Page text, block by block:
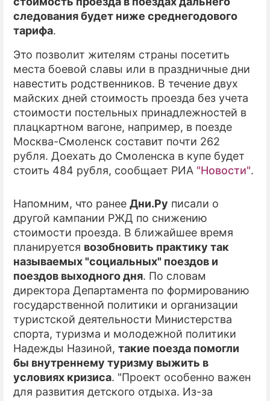
СОННИК
СЕРИАЛЫ
ИГРЫ
ПРЕСС-РЕЛИЗЫ
О ПРОЕКТЕ
следования будет ниже среднегодового
тарифа.
Это позволит жителям страны посетить
места боевой славы или в праздничные дни
навестить родственников. В течение двух
майских дней стоимость проезда без учета
стоимости постельных принадлежностей в
плацкартном вагоне, например, в поезде
Москва-Смоленск составит почти 262
рубля. Доехать до Смоленска в купе будет
стоить 484 рубля, сообщает РИА "Новости".
Напомним, что ранее Дни.Ру писали о
другой кампании РЖД по снижению
стоимости проезда. В ближайшее время
планируется возобновить практику так
называемых "социальных" поездов и
поездов выходного дня. По словам
директора Департамента по формированию
государственной политики и организации
туристской деятельности Министерства
спорта, туризма и молодежной политики
Надежды Назиной, такие поезда помогли
бы внутреннему туризму выжить в
условиях кризиса. "Проект особенно важен
для развития детского отдыха. Из-за